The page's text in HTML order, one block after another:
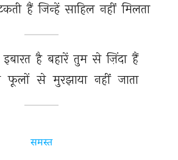
हैं जिन्हें साहिल नहीं मिलता
इबारत है बहारें तुम से ज़िंदा हैं
फूलों से मुरझाया नहीं जाता
समस्त